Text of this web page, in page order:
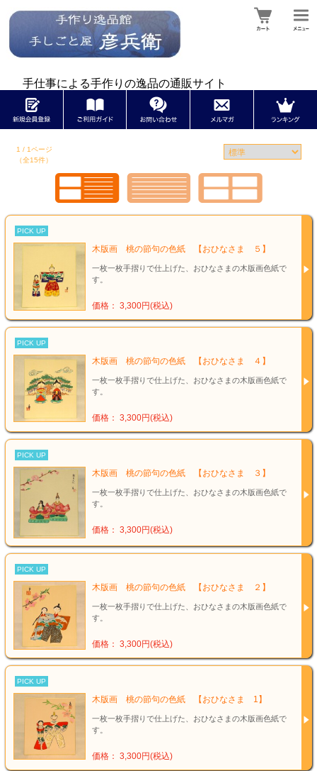
手仕事による手作りの逸品の通販サイト
1 / 1ページ
（全15件）
PICK UP
木版画 桃の節句の色紙 【おひなさま ５】
一枚一枚手摺りで仕上げた、おひなさまの木版画色紙で
す。
価格： 3,300円(税込)
PICK UP
木版画 桃の節句の色紙 【おひなさま ４】
一枚一枚手摺りで仕上げた、おひなさまの木版画色紙で
す。
価格： 3,300円(税込)
PICK UP
木版画 桃の節句の色紙 【おひなさま ３】
一枚一枚手摺りで仕上げた、おひなさまの木版画色紙で
す。
価格： 3,300円(税込)
PICK UP
木版画 桃の節句の色紙 【おひなさま ２】
一枚一枚手摺りで仕上げた、おひなさまの木版画色紙で
す。
価格： 3,300円(税込)
PICK UP
木版画 桃の節句の色紙 【おひなさま 1】
一枚一枚手摺りで仕上げた、おひなさまの木版画色紙で
す。
価格： 3,300円(税込)